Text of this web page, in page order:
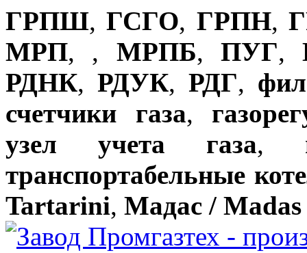
ГРПШ,ГСГО, ГРПН,
МРП, , МРПБ, ПУГ,
РДНК, РДУК, РДГ,
счетчики газа,
узел учета газа,
транспортабельные
Tartarini, Мадас / Madas